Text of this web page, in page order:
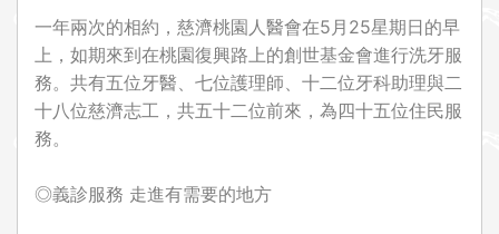
一年兩次的相約，慈濟桃園人醫會在5月25星期日的早
上，如期來到在桃園復興路上的創世基金會進行洗牙服
務。共有五位牙醫、七位護理師、十二位牙科助理與二
十八位慈濟志工，共五十二位前來，為四十五位住民服
務。
◎義診服務 走進有需要的地方